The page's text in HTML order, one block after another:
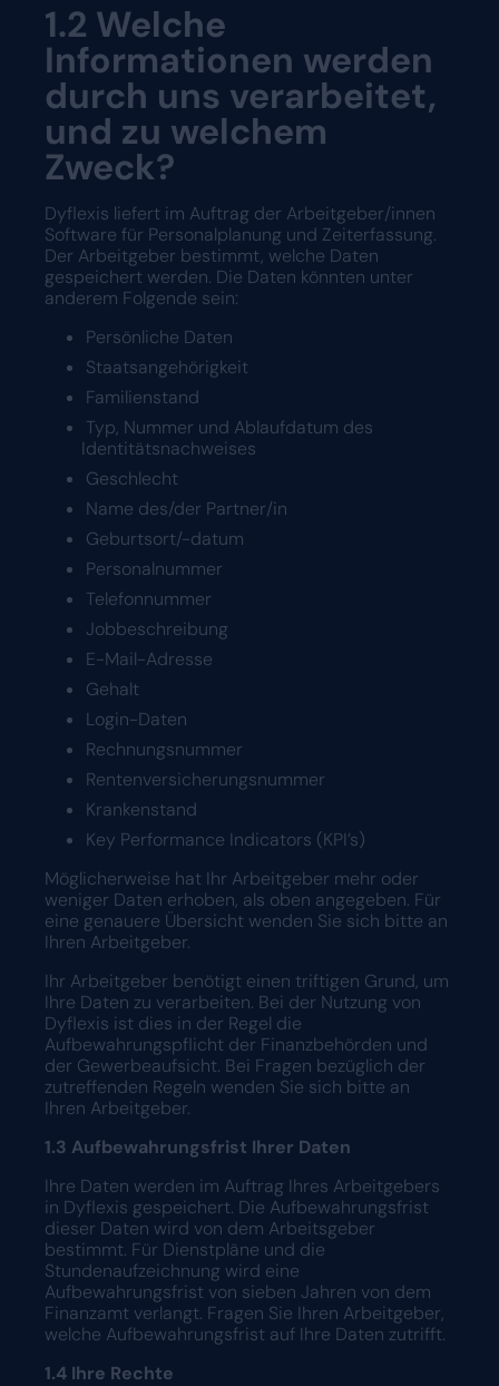
1.2 Welche
Informationen werden
durch uns verarbeitet,
und zu welchem
Zweck?
Dyflexis liefert im Auftrag der Arbeitgeber/innen
Software für Personalplanung und Zeiterfassung.
Der Arbeitgeber bestimmt, welche Daten
gespeichert werden. Die Daten könnten unter
anderem Folgende sein:
Persönliche Daten
Staatsangehörigkeit
Familienstand
Typ, Nummer und Ablaufdatum des
Identitätsnachweises
Geschlecht
Name des/der Partner/in
Geburtsort/-datum
Personalnummer
Telefonnummer
Jobbeschreibung
E-Mail-Adresse
Gehalt
Login-Daten
Rechnungsnummer
Rentenversicherungsnummer
Krankenstand
Key Performance Indicators (KPI’s)
Möglicherweise hat Ihr Arbeitgeber mehr oder
weniger Daten erhoben, als oben angegeben. Für
eine genauere Übersicht wenden Sie sich bitte an
Ihren Arbeitgeber.
Ihr Arbeitgeber benötigt einen triftigen Grund, um
Ihre Daten zu verarbeiten. Bei der Nutzung von
Dyflexis ist dies in der Regel die
Aufbewahrungspflicht der Finanzbehörden und
der Gewerbeaufsicht. Bei Fragen bezüglich der
zutreffenden Regeln wenden Sie sich bitte an
Ihren Arbeitgeber.
1.3 Aufbewahrungsfrist Ihrer Daten
Ihre Daten werden im Auftrag Ihres Arbeitgebers
in Dyflexis gespeichert. Die Aufbewahrungsfrist
dieser Daten wird von dem Arbeitsgeber
bestimmt. Für Dienstpläne und die
Stundenaufzeichnung wird eine
Aufbewahrungsfrist von sieben Jahren von dem
Finanzamt verlangt. Fragen Sie Ihren Arbeitgeber,
welche Aufbewahrungsfrist auf Ihre Daten zutrifft.
1.4 Ihre Rechte